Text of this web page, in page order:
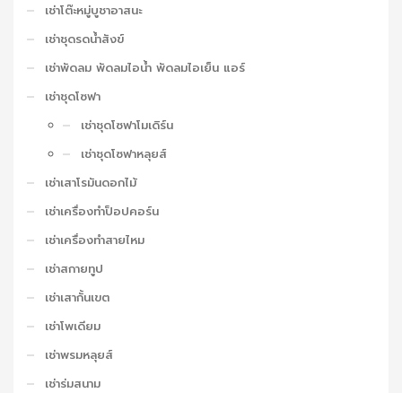
เช่าโต๊ะหมู่บูชาอาสนะ
เช่าชุดรดน้ำสังข์
เช่าพัดลม พัดลมไอน้ำ พัดลมไอเย็น แอร์
เช่าชุดโซฟา
เช่าชุดโซฟาโมเดิร์น
เช่าชุดโซฟาหลุยส์
เช่าเสาโรมันดอกไม้
เช่าเครื่องทำป็อปคอร์น
เช่าเครื่องทำสายไหม
เช่าสกายทูป
เช่าเสากั้นเขต
เช่าโพเดียม
เช่าพรมหลุยส์
เช่าร่มสนาม